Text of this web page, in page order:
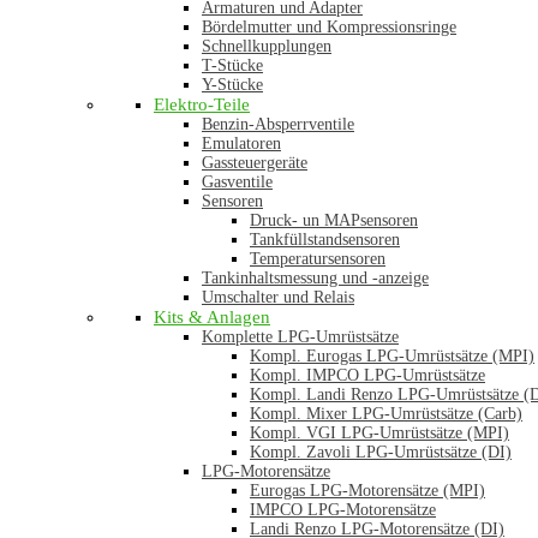
Armaturen und Adapter
Bördelmutter und Kompressionsringe
Schnellkupplungen
T-Stücke
Y-Stücke
Elektro-Teile
Benzin-Absperrventile
Emulatoren
Gassteuergeräte
Gasventile
Sensoren
Druck- un MAPsensoren
Tankfüllstandsensoren
Temperatursensoren
Tankinhaltsmessung und -anzeige
Umschalter und Relais
Kits & Anlagen
Komplette LPG-Umrüstsätze
Kompl. Eurogas LPG-Umrüstsätze (MPI)
Kompl. IMPCO LPG-Umrüstsätze
Kompl. Landi Renzo LPG-Umrüstsätze
Kompl. Mixer LPG-Umrüstsätze (Carb)
Kompl. VGI LPG-Umrüstsätze (MPI)
Kompl. Zavoli LPG-Umrüstsätze (DI)
LPG-Motorensätze
Eurogas LPG-Motorensätze (MPI)
IMPCO LPG-Motorensätze
Landi Renzo LPG-Motorensätze (DI)